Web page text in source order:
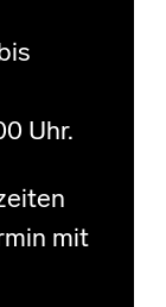
Uhr.
mit